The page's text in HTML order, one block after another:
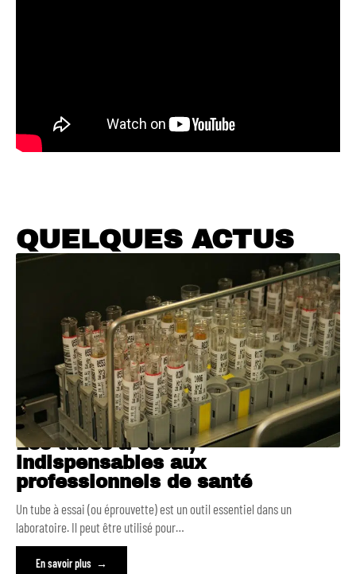
QUELQUES ACTUS
Les tubes à essai,
indispensables aux
professionnels de santé
Un tube à essai (ou éprouvette) est un outil essentiel dans un
laboratoire. Il peut être utilisé pour…
En savoir plus